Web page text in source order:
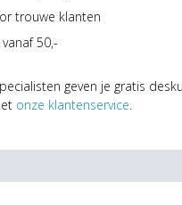
trouwe klanten
50,-
geven je gratis
onze klantenservice.